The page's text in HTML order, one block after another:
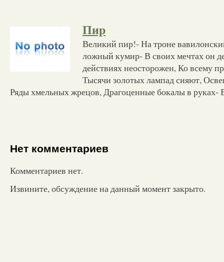
Пир
Великий пир!- На троне
ложный кумир- В своих мечтах он
действиях неосторожен, Ко всему
Тысячи золотых лампад сияют,
Ряды хмельных жрецов, Драгоценные бокалы в руках-
Нет комментариев
Комментариев нет.
Извините, обсуждение на данный момент закрыто.